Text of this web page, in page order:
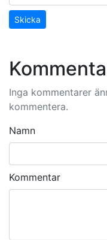
Skicka
Inga kommentarer
kommentera.
Namn
Kommentar